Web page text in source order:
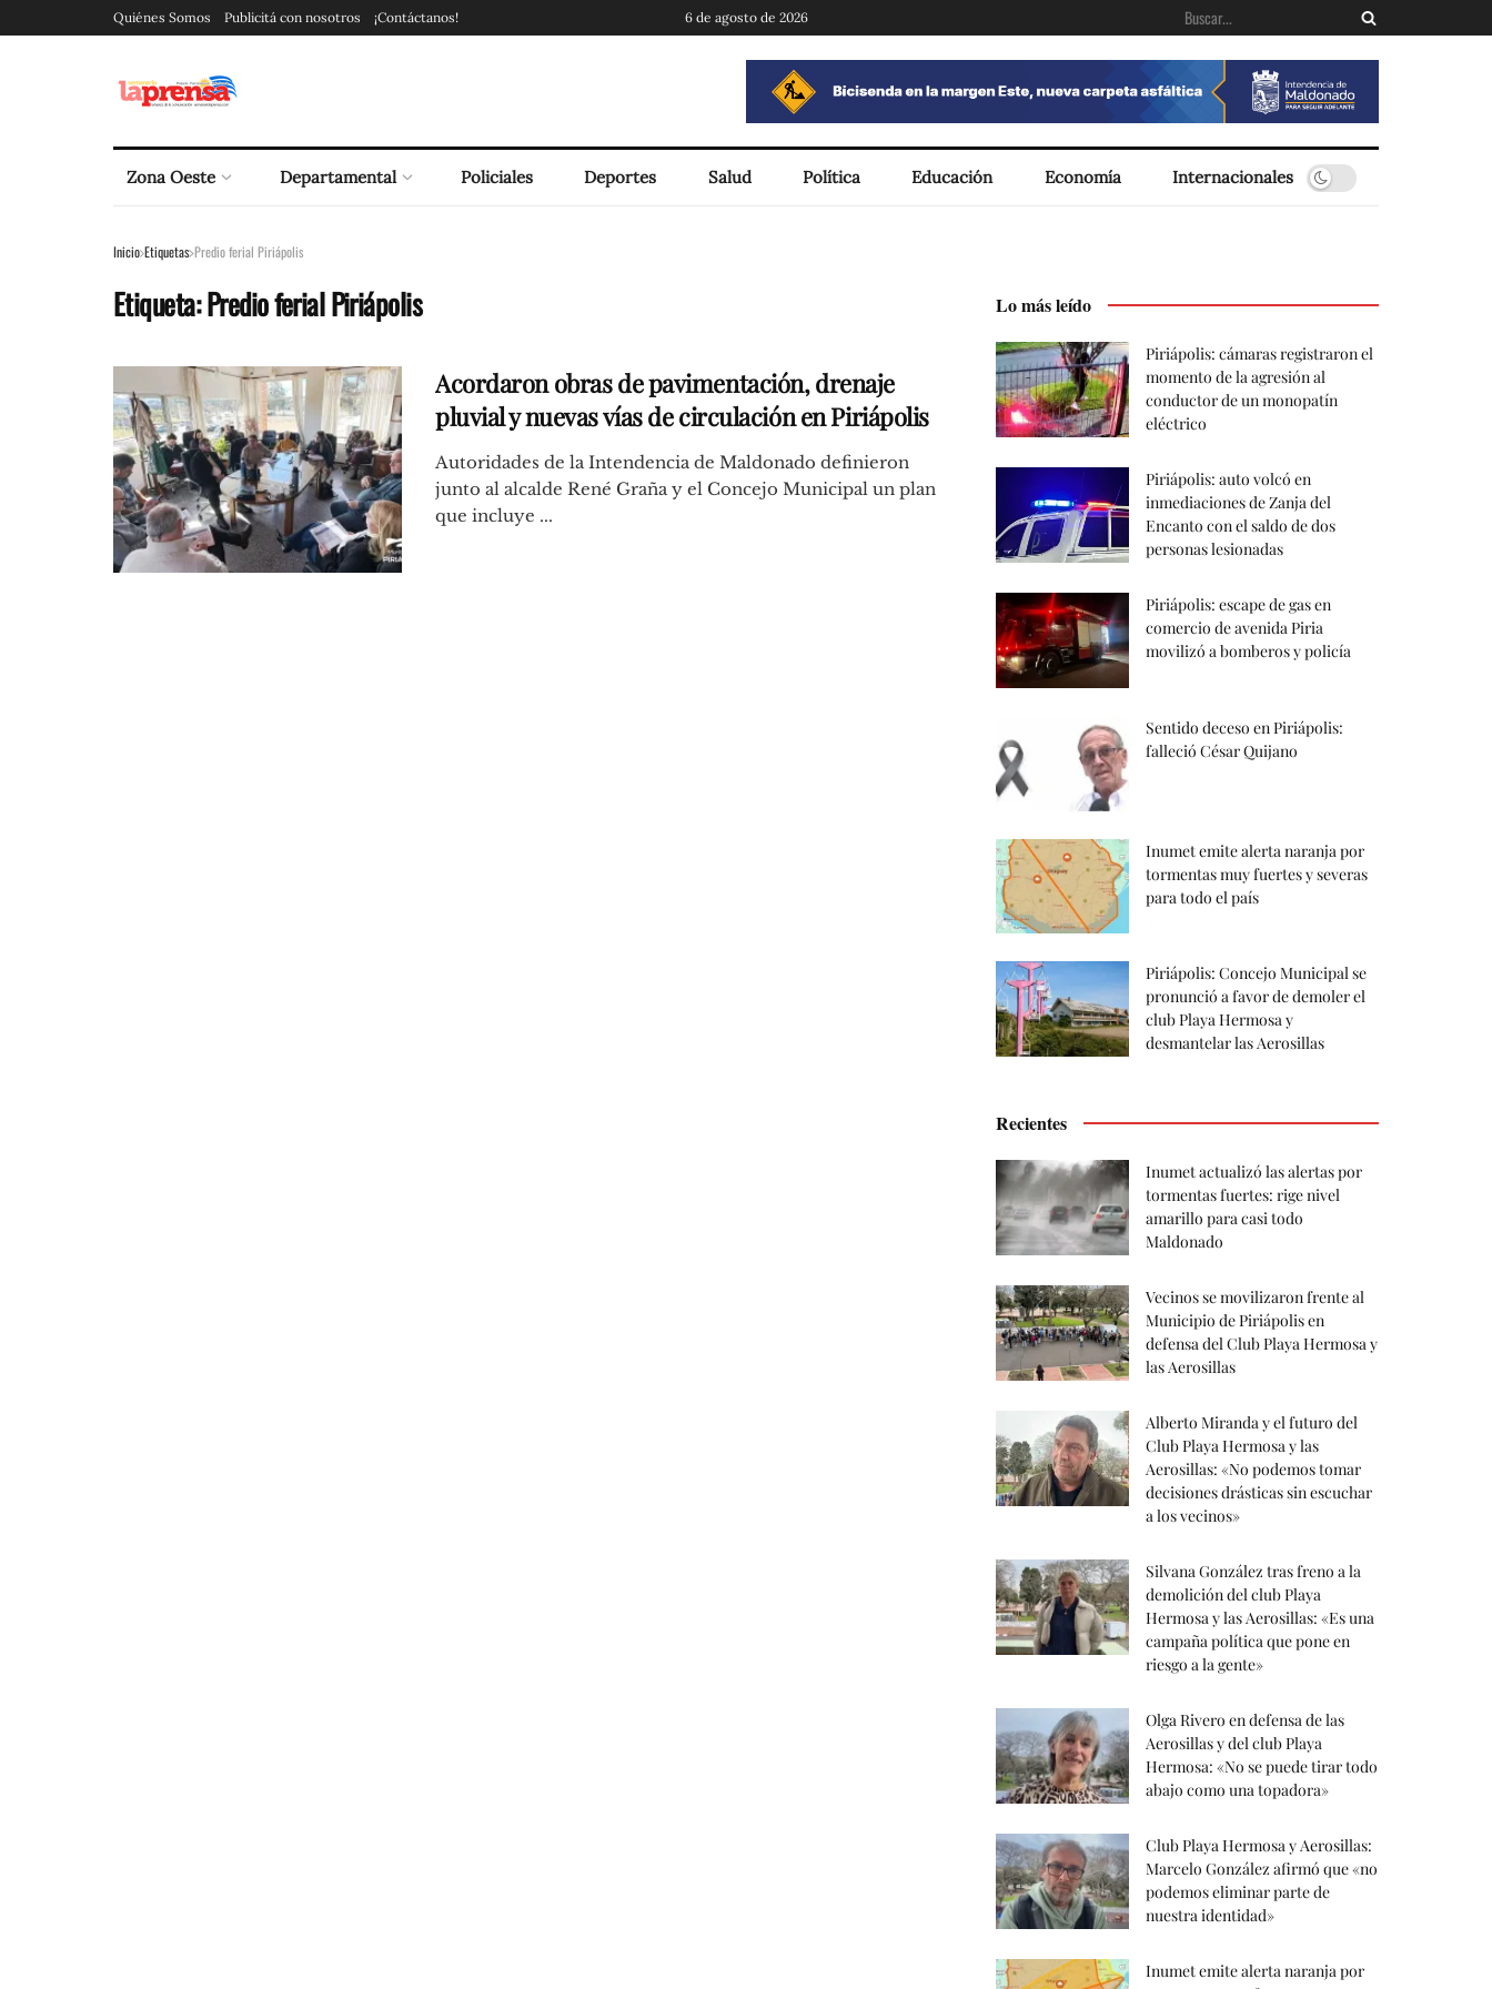
Quiénes Somos Publicitá con nosotros ¡Contáctanos! 6 de agosto de 2026
Zona Oeste Departamental Policiales Deportes Salud Política Educación Economía Internacionales
Inicio Etiquetas Predio ferial Piriápolis
Etiqueta:Predio ferial Piriápolis
Acordaron obras de pavimentación, drenaje
pluvial y nuevas vías de circulación en Piriápolis
Autoridades de la Intendencia de Maldonado definieron
junto al alcalde René Graña y el Concejo Municipal un plan
que incluye ...
Lo más leído
Piriápolis: cámaras registraron el
momento de la agresión al
conductor de un monopatín
eléctrico
Piriápolis: auto volcó en
inmediaciones de Zanja del
Encanto con el saldo de dos
personas lesionadas
Piriápolis: escape de gas en
comercio de avenida Piria
movilizó a bomberos y policía
Sentido deceso en Piriápolis:
falleció César Quijano
Inumet emite alerta naranja por
tormentas muy fuertes y severas
para todo el país
Piriápolis: Concejo Municipal se
pronunció a favor de demoler el
club Playa Hermosa y
desmantelar las Aerosillas
Recientes
Inumet actualizó las alertas por
tormentas fuertes: rige nivel
amarillo para casi todo
Maldonado
Vecinos se movilizaron frente al
Municipio de Piriápolis en
defensa del Club Playa Hermosa y
las Aerosillas
Alberto Miranda y el futuro del
Club Playa Hermosa y las
Aerosillas: «No podemos tomar
decisiones drásticas sin escuchar
a los vecinos»
Silvana González tras freno a la
demolición del club Playa
Hermosa y las Aerosillas: «Es una
campaña política que pone en
riesgo a la gente»
Olga Rivero en defensa de las
Aerosillas y del club Playa
Hermosa: «No se puede tirar todo
abajo como una topadora»
Club Playa Hermosa y Aerosillas:
Marcelo González afirmó que «no
podemos eliminar parte de
nuestra identidad»
Inumet emite alerta naranja por